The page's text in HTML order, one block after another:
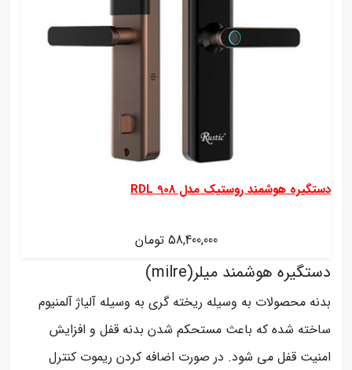
دستگیره هوشمند روستیک مدل RDL 908
58,400,000 تومان
دستگیره هوشمند میلر(milre)
بدنه محصولات به وسیله ریخته گری به وسیله آلیاژ آلمنیوم
ساخته شده که باعث مستحکم شدن بدنه قفل و افزایش
امنیت قفل می شود. در صورت اضافه کردن ریموت کنترل